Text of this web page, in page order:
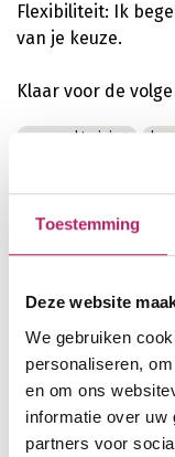
Toestemming
Deze website
We gebruiken
personaliseren,
en om ons
informatie over uw
partners voor
Flexibiliteit: Ik
van je keuze.
Klaar voor de
personal training